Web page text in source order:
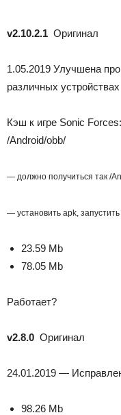
v2.10.2.1 Оригинал
1.05.2019 Улучшена
различных устройствах
Кэш к игре Sonic
/Android/obb/
— должно получиться так /
— установить apk, запустить
23.59 Mb
78.05 Mb
Работает?
v2.8.0 Оригинал
24.01.2019 —
98.26 Mb